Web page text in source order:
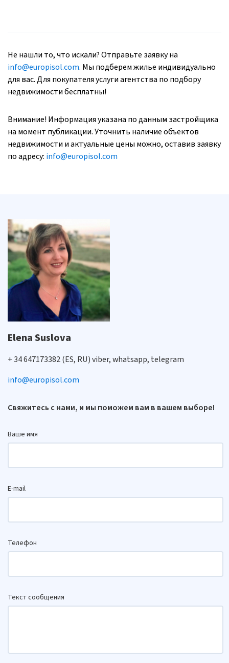
Не нашли то, что искали? Отправьте заявку на
info@europisol.com. Мы подберем жилье индивидуально
для вас. Для покупателя услуги агентства по подбору
недвижимости бесплатны!
Внимание! Информация указана по данным застройщика
на момент публикации. Уточнить наличие объектов
недвижимости и актуальные цены можно, оставив заявку
по адресу: info@europisol.com
Elena Suslova
+ 34 647173382 (ES, RU) viber, whatsapp, telegram
info@europisol.com
Свяжитесь с нами, и мы поможем вам в вашем выборе!
Ваше имя
E-mail
Телефон
Текст сообщения